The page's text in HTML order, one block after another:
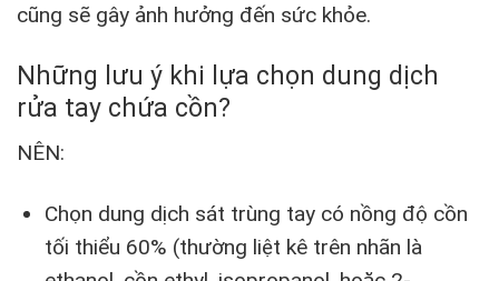
cũng sẽ gây ảnh hưởng đến sức khỏe.
Những lưu ý khi lựa chọn dung dịch
rửa tay chứa cồn?
NÊN:
Chọn dung dịch sát trùng tay có nồng độ cồn
tối thiểu 60% (thường liệt kê trên nhãn là